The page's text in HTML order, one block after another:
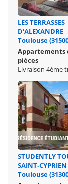
LES TERRASSES
D'ALEXANDRE
Toulouse
Appartements
pièces
Livraison 4ème
STUDENTLY
SAINT-CYPRIEN
Toulouse